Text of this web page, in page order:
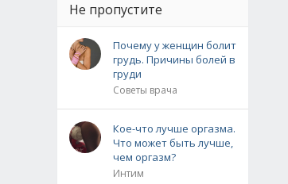
Не пропустите
Почему у женщин болит
грудь. Причины болей в
груди
Советы врача
Кое-что лучше оргазма.
Что может быть лучше,
чем оргазм?
Интим